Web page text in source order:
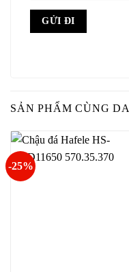
SẢN PHẨM CÙNG
-25%